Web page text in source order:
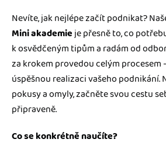
Nevíte, jak nejlépe začít podnikat?
Mini akademieje přesně to, co
k osvědčeným tipům a radám od
za krokem provedou celým procesem
úspěšnou realizaci vašeho podnikání.
pokusy a omyly, začněte svou cestu
připraveně.
Co se konkrétně naučíte?